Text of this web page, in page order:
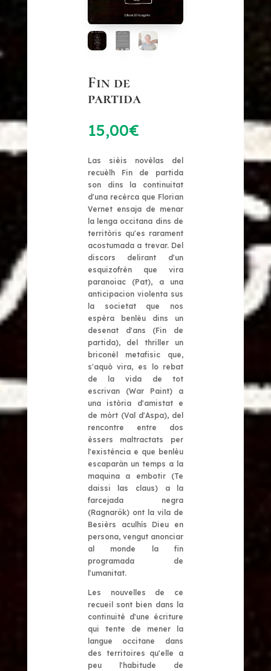
Fin de
partida
15,00€
Las sièis novèlas del
recuèlh Fin de partida
son dins la continuitat
d'una recèrca que Florian
Vernet ensaja de menar
la lenga occitana dins de
territòris qu'es rarament
acostumada a trevar. Del
discors delirant d'un
esquizofrèn que vira
paranoiac (Pat), a una
anticipacion violenta sus
la societat que nos
espèra benlèu dins un
desenat d'ans (Fin de
partida), del thriller un
briconèl metafisic que,
s'aquò vira, es lo rebat
de la vida de tot
escrivan (War Paint) a
una istòria d'amistat e
de mòrt (Val d'Aspa), del
rencontre entre dos
èssers maltractats per
l'existéncia e que benlèu
escaparàn un temps a la
maquina a embotir (Te
daissi las claus) a la
farcejada negra
(Ragnarök) ont la vila de
Besièrs aculhís Dieu en
persona, vengut anonciar
al monde la fin
programada de
l'umanitat.
Les nouvelles de ce
recueil sont bien dans la
continuité d'une écriture
qui tente de mener la
langue occitane dans
des territoires qu'elle a
peu l'habitude de